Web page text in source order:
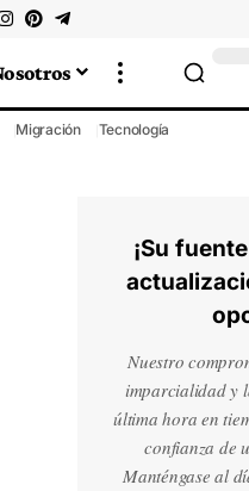
Migración Tecnología
¡Su
Nuestro
imparcialidad y
última hora en
confianza de
Manténgase al